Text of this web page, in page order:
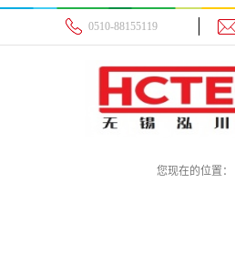
0510-88155119
您现在的位置：